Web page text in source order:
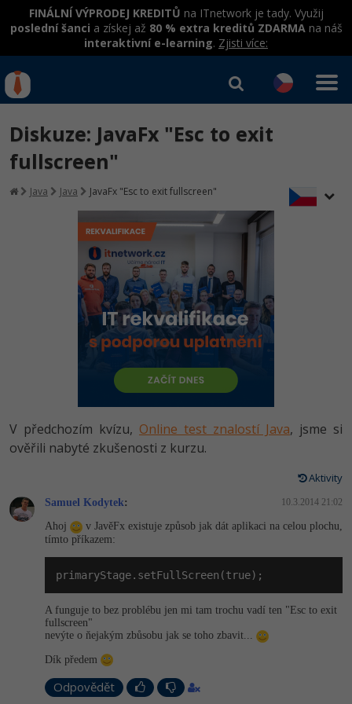
FINÁLNÍ VÝPRODEJ KREDITŮ na ITnetwork je tady. Využij
poslední šanci a získej až 80 % extra kreditů ZDARMAna náš
interaktivní e-learning. Zjisti více:
Rekvalifikace a kurzy
hrazené úřadem práce
Workshopy zdarma
Umělá inteligence v praxi
Datová analýza v praxi
Školení
Základy programování
Objektové programování - OOP
Umělá inteligence
HTML5, CSS3, Bootstrap, SEO
Testování a verzování
React
ASP.NET MVC
Django
Best practices
Školení dle technologií
C# .NET
Java
JavaScript
Python
HTML / CSS
UML a návrhové vzory
MySQL/MariaDB
MS-SQL
SQLite
Kurzy IT profesí
Junior programátor
Programátor WWW aplikací
Senior programátor
Front-end developer
C# Game developer
Tester
Systémový administrátor
Grafik / UX/UI návrhář
3D grafik
Projektový manažer
Databázový analytik
Kurzy programování
Jak začít?
Java -80%
C#.NET -80%
-80%
PHP -80%
-80%
-80%
-80%
VB.NET
SQL
Návrh SW -80%
Přihlásit se|Registrovat
Diskuze: JavaFx "Esc to exit
fullscreen"
Java Java JavaFx "Esc to exit fullscreen"
V předchozím kvízu, Online test znalostí Java, jsme si
ověřili nabyté zkušenosti z kurzu.
Aktivity
Samuel Kodytek: 10.3.2014 21:02
Ahoj
v JavěFx existuje způsob jak dát aplikaci na celou plochu,
tímto příkazem:
primaryStage.setFullScreen(true);
A funguje to bez problébu jen mi tam trochu vadí ten "Esc to exit
fullscreen"
nevýte o ňejakým zbůsobu jak se toho zbavit...
Dík předem
Odpovědět